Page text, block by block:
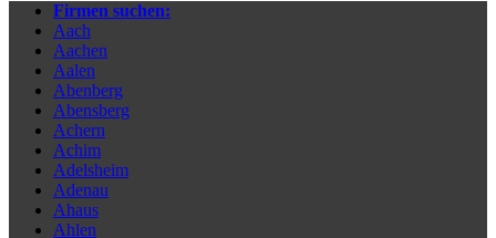
Firmen suchen:
Aach
Aachen
Aalen
Abenberg
Abensberg
Achern
Achim
Adelsheim
Adenau
Ahaus
Ahlen